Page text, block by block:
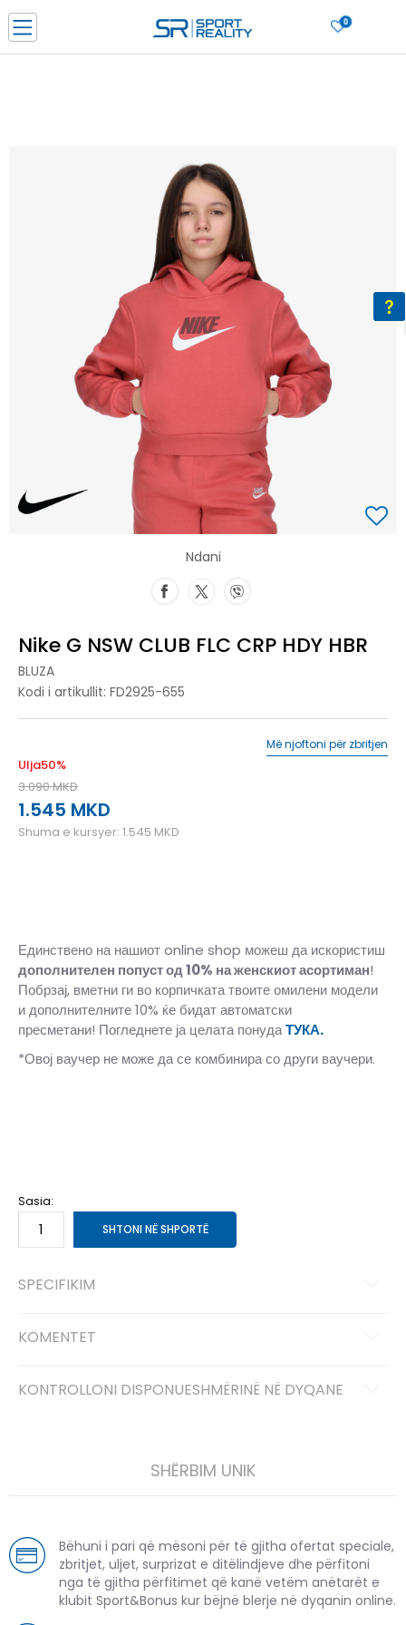
0
Lista e çmimeve
BLINI
Ndani
Nike G NSW CLUB FLC CRP HDY HBR
BLUZA
Kodi i artikullit: FD2925-655
Ulja50%
3.090MKD
1.545 MKD
Shuma e kursyer: 1.545 MKD
Më njoftoni për zbritjen
Единствено на нашиот online shop можеш да искористиш
дополнителен попуст од 10% на женскиот асортиман!
Побрзај, вметни ги во корпичката твоите омилени модели
и дополнителните 10% ќе бидат автоматски
пресметани! Погледнете ја целата понудаТУКА.
*Овој ваучер не може да се комбинира со други ваучери.
Sasia:
SHTONI NË SHPORTË
SPECIFIKIM
KOMENTET
KONTROLLONI DISPONUESHMËRINË NË DYQANE
SHËRBIM UNIK
Bëhuni i pari që mësoni për të gjitha ofertat speciale,
zbritjet, uljet, surprizat e ditëlindjeve dhe përfitoni
nga të gjitha përfitimet që kanë vetëm anëtarët e
klubit Sport&Bonus kur bëjnë blerje në dyqanin online.